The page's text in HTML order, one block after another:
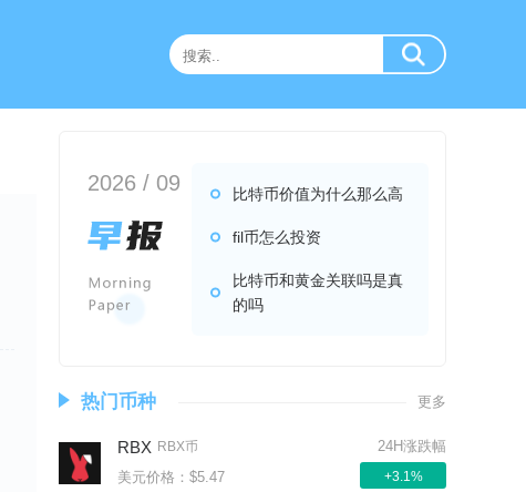
2026 / 09 比特币价值为什么那么高
fil币怎么投资
比特币和黄金关联吗是真
的吗
热门币种 更多
RBX RBX币
美元价格：$5.47
24H涨跌幅
+3.1%